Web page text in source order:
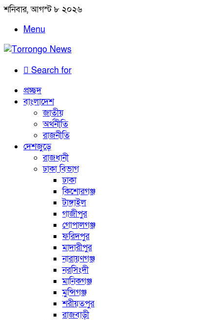
শনিবার, আগস্ট ৮ ২০২৬
Menu
Search for
প্রচ্ছদ
বাংলাদেশ
জাতীয়
অর্থনীতি
রাজনীতি
দেশজুড়ে
রাজধানী
ঢাকা বিভাগ
ঢাকা
কিশোরগঞ্জ
টাঙ্গাইল
গাজীপুর
গোপালগঞ্জ
ফরিদপুর
মাদারীপুর
নারায়ণগঞ্জ
নরসিংদী
মানিকগঞ্জ
মুন্সিগঞ্জ
শরীয়তপুর
রাজবাড়ী